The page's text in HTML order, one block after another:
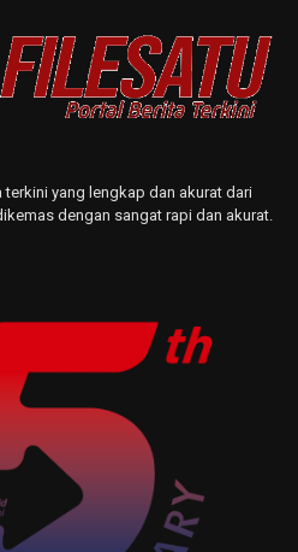
yang lengkap dan akurat dari
dengan sangat rapi dan akurat.